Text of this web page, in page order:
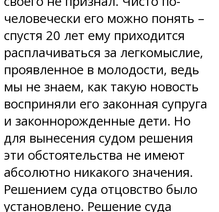
человечески его можно понять –
спустя 20 лет ему приходится
расплачиваться за легкомыслие,
проявленное в молодости, ведь
мы не знаем, как такую новость
восприняли его законная супруга
и законнорожденные дети. Но
для вынесения судом решения
эти обстоятельства не имеют
абсолютно никакого значения.
Решением суда отцовство было
установлено. Решение суда